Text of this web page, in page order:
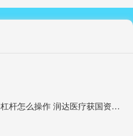
个人炒股加杠杆怎么操作 润达医疗获国资股东提名王晶晶为独立董事候选人